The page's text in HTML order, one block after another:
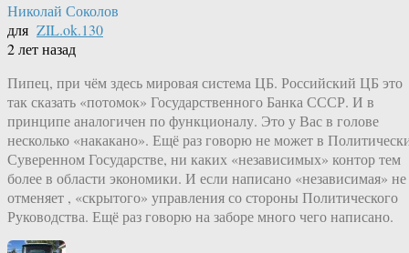
Николай Соколов
для ZIL.ok.130
2 лет назад
Пипец, при чём здесь мировая система ЦБ. Российский ЦБ это
так сказать «потомок» Государственного Банка СССР. И в
принципе аналогичен по функционалу. Это у Вас в голове
несколько «накакано». Ещё раз говорю не может в
Суверенном Государстве, ни каких «независимых» контор тем
более в области экономики. И если написано «независимая» не
отменяет , «скрытого» управления со стороны Политического
Руководства. Ещё раз говорю на заборе много чего написано.